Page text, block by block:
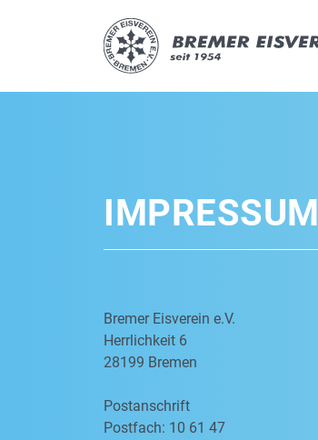
IMPRESSUM
Bremer Eisverein e.V.
Herrlichkeit 6
28199 Bremen
Postanschrift
Postfach: 10 61 47